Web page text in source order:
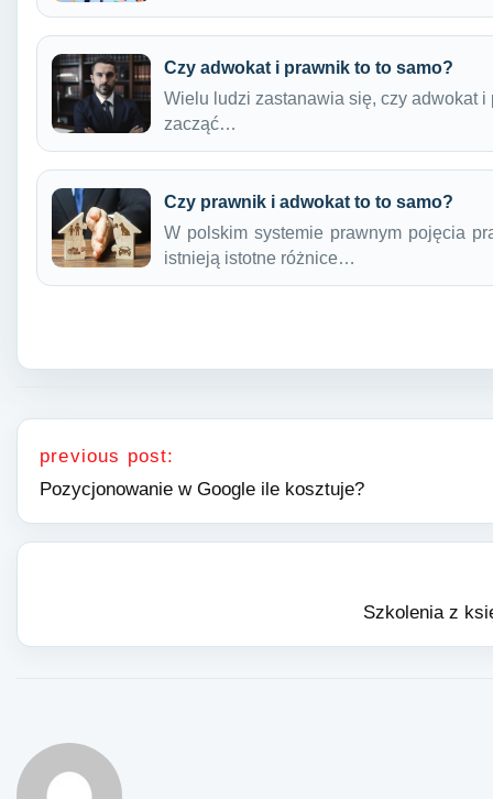
Czy adwokat i prawnik to to samo?
Wielu ludzi zastanawia się, czy adwokat
zacząć…
Czy prawnik i adwokat to to samo?
W polskim systemie prawnym pojęcia
istnieją istotne różnice…
Nawigacja wpisu
previous post:
Pozycjonowanie w Google ile kosztuje?
Szkolenia z